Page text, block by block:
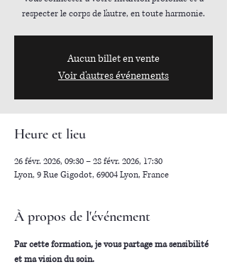
Aucun billet en vente
Voir d'autres événements
Heure et lieu
26 févr. 2026, 09:30 – 28 févr. 2026, 17:30
Lyon, 9 Rue Gigodot, 69004 Lyon, France
À propos de l'événement
Par cette formation, je vous partage ma sensibilité
et ma vision du soin.